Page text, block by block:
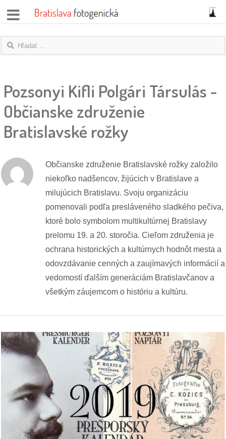
správy
názory
blogy
rozhovory
fotky
protesty
mestské
kauzy
stavebné
konania
Pozsonyi Kifli Polgári Társulás -
Občianske združenie
Bratislavské rožky
Občianske združenie Bratislavské rožky založilo
niekoľko nadšencov, žijúcich v Bratislave a
milujúcich Bratislavu. Svoju organizáciu
pomenovali podľa presláveného sladkého pečiva,
ktoré bolo symbolom multikultúrnej Bratislavy
prelomu 19. a 20. storočia. Cieľom združenia je
ochrana historických a kultúrnych hodnôt mesta a
odovzdávanie cenných a zaujímavých informácií a
vedomostí ďalším generáciám Bratislavčanov a
všetkým záujemcom o históriu a kultúru.